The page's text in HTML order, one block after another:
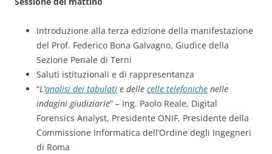
Introduzione alla terza edizione della manifestazione
del Prof. Federico Bona Galvagno, Giudice della
Sezione Penale di Terni
Saluti istituzionali e di rappresentanza
“L’analisi dei tabulati e delle celle telefoniche nelle
indagini giudiziarie” – Ing. Paolo Reale, Digital
Forensics Analyst, Presidente ONIF, Presidente della
Commissione Informatica dell’Ordine degli Ingegneri
di Roma